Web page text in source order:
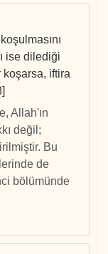
ise dilediği
koşarsa, iftira
Allah'ın
değil;
Bu
de
bölümünde